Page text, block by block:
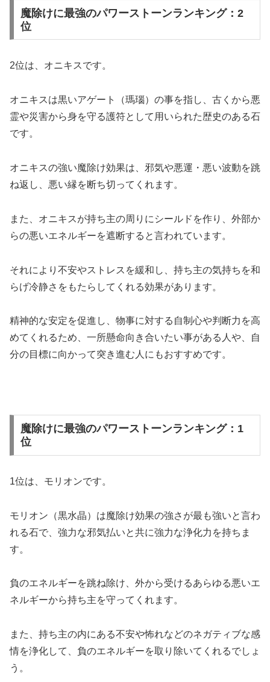
魔除けに最強のパワーストーンランキング：2
位
2位は、オニキスです。
オニキスは黒いアゲート（瑪瑙）の事を指し、古くから悪
霊や災害から身を守る護符として用いられた歴史のある石
です。
オニキスの強い魔除け効果は、邪気や悪運・悪い波動を跳
ね返し、悪い縁を断ち切ってくれます。
また、オニキスが持ち主の周りにシールドを作り、外部か
らの悪いエネルギーを遮断すると言われています。
それにより不安やストレスを緩和し、持ち主の気持ちを和
らげ冷静さをもたらしてくれる効果があります。
精神的な安定を促進し、物事に対する自制心や判断力を高
めてくれるため、一所懸命向き合いたい事がある人や、自
分の目標に向かって突き進む人にもおすすめです。
魔除けに最強のパワーストーンランキング：1
位
1位は、モリオンです。
モリオン（黒水晶）は魔除け効果の強さが最も強いと言わ
れる石で、強力な邪気払いと共に強力な浄化力を持ちま
す。
負のエネルギーを跳ね除け、外から受けるあらゆる悪いエ
ネルギーから持ち主を守ってくれます。
また、持ち主の内にある不安や怖れなどのネガティブな感
情を浄化して、負のエネルギーを取り除いてくれるでしょ
う。